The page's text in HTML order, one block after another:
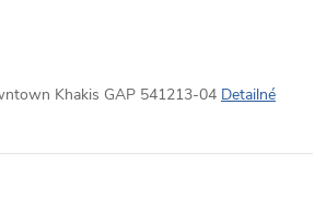
Khakis GAP 541213-04 Detailné